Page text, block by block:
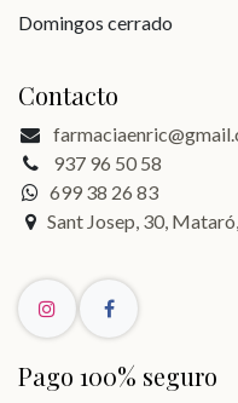
Domingos cerrado
Contacto
937 96 50 58
699 38 26 83
Sant Josep, 30,
Pago 100% seguro